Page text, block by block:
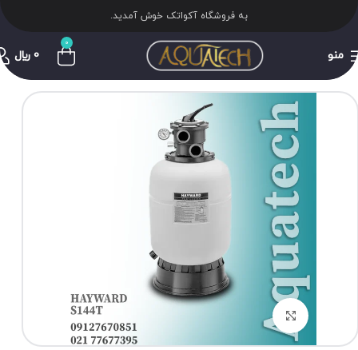
به فروشگاه آکواتک خوش آمدید.
منو
0
0 ﷼
برای بزرگنمایی کلیک کنید